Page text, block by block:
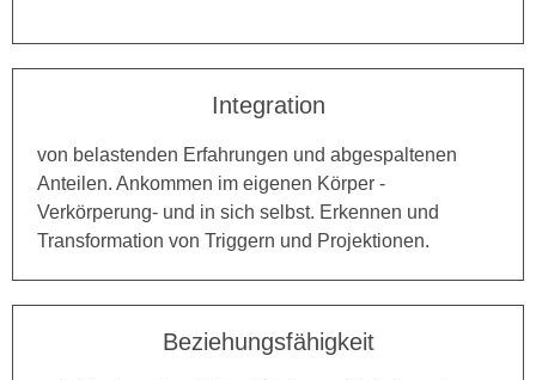
Integration
von belastenden Erfahrungen und abgespaltenen
Anteilen. Ankommen im eigenen Körper -
Verkörperung- und in sich selbst. Erkennen und
Transformation von Triggern und Projektionen.
Beziehungsfähigkeit